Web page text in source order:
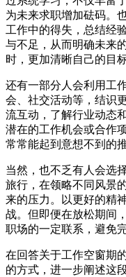
为未来求职增加砝码。
工作中的得失，总结经
与不足，从而明确未来
时，更加清晰自己的目
还有一部分人会利用工
会、社交活动等，结识
流互动，了解行业动态
潜在的工作机会或合作
常常能起到意想不到的
当然，也不乏有人会选
旅行，在领略不同风景
来的压力。以更好的精
战。但即便在放松期间
职场的一定联系，避免
在回答关于工作空窗期
的方式，进一步阐述这